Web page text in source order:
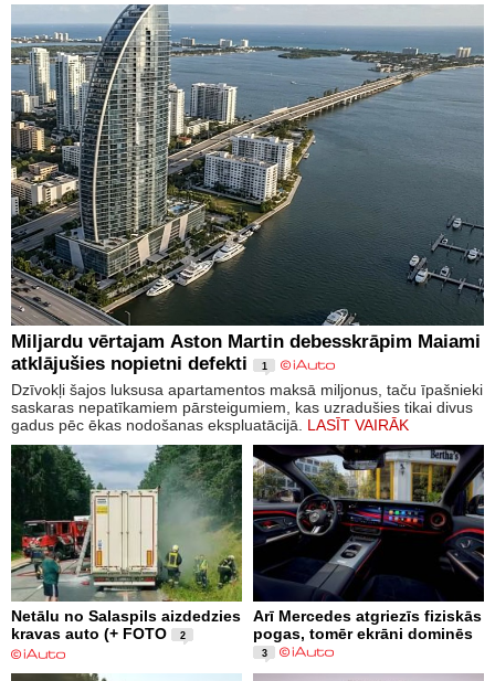
Miljardu vērtajam Aston Martin debesskrāpim Maiami
atklājušies nopietni defekti
1
Dzīvokļi šajos luksusa apartamentos maksā miljonus, taču īpašnieki
saskaras nepatīkamiem pārsteigumiem, kas uzradušies tikai divus
gadus pēc ēkas nodošanas ekspluatācijā. LASĪT VAIRĀK
Netālu no Salaspils aizdedzies
kravas auto (+ FOTO
2
Arī Mercedes atgriezīs fiziskās
pogas, tomēr ekrāni dominēs
3